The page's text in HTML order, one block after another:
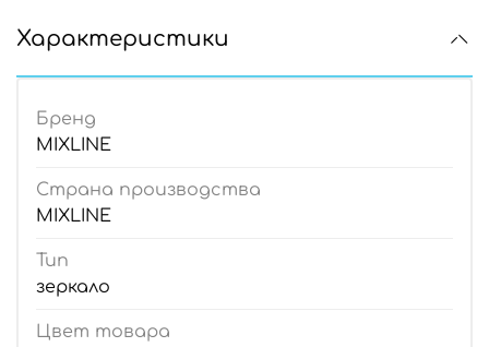
Характеристики
Бренд
MIXLINE
Страна производства
MIXLINE
Тип
зеркало
Цвет товара